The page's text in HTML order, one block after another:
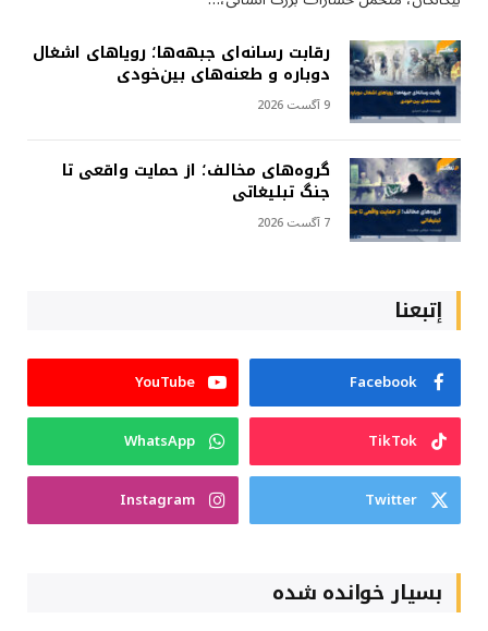
رقابت رسانه‌ای جبهه‌ها؛ رویاهای اشغال
دوباره و طعنه‌های بین‌خودی
9 آگست 2026
گروه‌های مخالف؛ از حمایت واقعی تا
جنگ تبلیغاتی
7 آگست 2026
إتبعنا
Facebook
YouTube
TikTok
WhatsApp
Twitter
Instagram
بسیار خوانده شده